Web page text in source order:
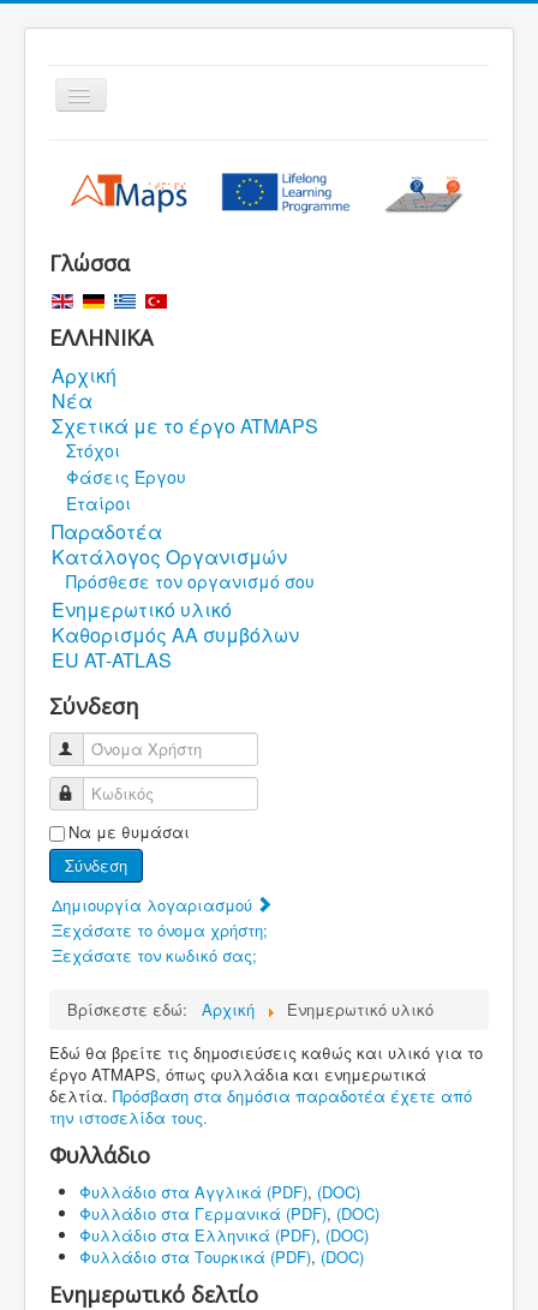
Εναλλαγή
πλοήγησης
Αναζήτηση
Νομική Σημείωση
Γλώσσα
ΕΛΛΗΝΙΚΑ
Αρχική
Νέα
Σχετικά με το έργο ATMAPS
Στόχοι
Φάσεις Έργου
Εταίροι
Παραδοτέα
Κατάλογος Οργανισμών
Πρόσθεσε τον οργανισμό σου
Ενημερωτικό υλικό
Καθορισμός ΑΑ συμβόλων
EU AT-ATLAS
Σύνδεση
Όνομα Χρήστη
Κωδικός
Να με θυμάσαι
Σύνδεση
Δημιουργία λογαριασμού
Ξεχάσατε το όνομα χρήστη;
Ξεχάσατε τον κωδικό σας;
Βρίσκεστε εδώ: Αρχική
Ενημερωτικό υλικό
Εδώ θα βρείτε τις δημοσιεύσεις καθώς και υλικό για το
έργο ATMAPS, όπως φυλλάδιa και ενημερωτικά
δελτία. Πρόσβαση στα δημόσια παραδοτέα έχετε από
την ιστοσελίδα τους.
Φυλλάδιο
Φυλλάδιο στα Αγγλικά (PDF), (DOC)
Φυλλάδιο στα Γερμανικά (PDF), (DOC)
Φυλλάδιο στα Ελληνικά (PDF), (DOC)
Φυλλάδιο στα Τουρκικά (PDF), (DOC)
Ενημερωτικό δελτίο